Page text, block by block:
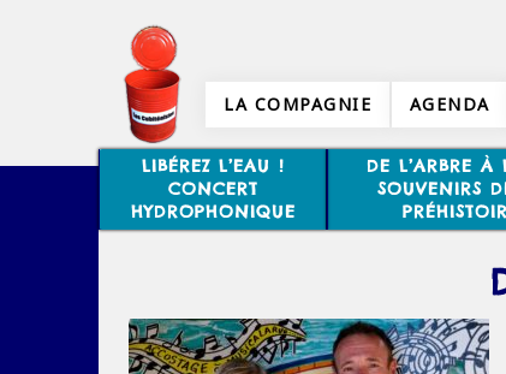
LA COMPAGNIE AGENDA
LIBÉREZ L’EAU !
CONCERT
HYDROPHONIQUE
DE L’ARBRE À
SOUVENIRS